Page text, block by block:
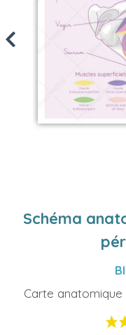
Previous
Schéma
Carte anatomique